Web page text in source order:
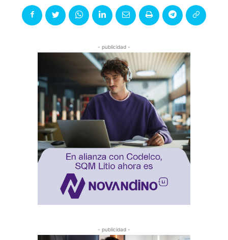
- publicidad -
- publicidad -